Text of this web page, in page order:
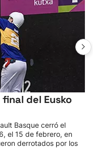
del Eusko
Basque cerró el
el 15 de febrero, en
derrotados por los